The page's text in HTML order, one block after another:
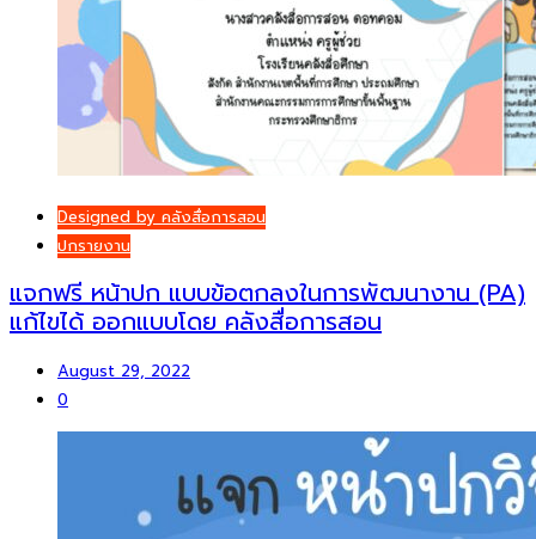
Designed by คลังสื่อการสอน
ปกรายงาน
แจกฟรี หน้าปก แบบข้อตกลงในการพัฒนางาน (PA)
แก้ไขได้ ออกแบบโดย คลังสื่อการสอน
August 29, 2022
0